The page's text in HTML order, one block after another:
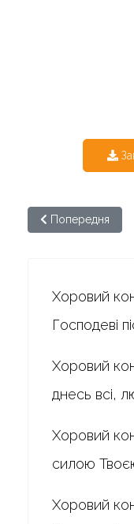
Попередня
Попередня
Хоровий
Господеві
Хоровий
днесь всі,
Хоровий
силою
Хоровий